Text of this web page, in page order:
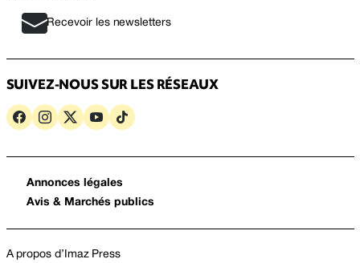
Recevoir les newsletters
SUIVEZ-NOUS SUR LES RÉSEAUX
Annonces légales
Avis & Marchés publics
A propos d’Imaz Press